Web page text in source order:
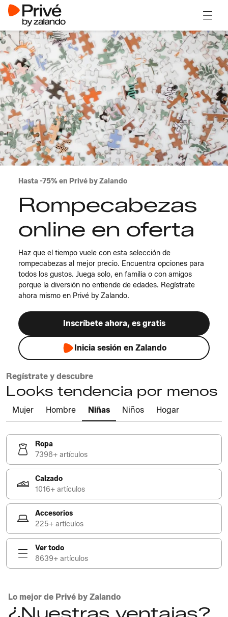
Hasta -75% en Privé by Zalando
Rompecabezas
online en oferta
Haz que el tiempo vuele con esta selección de
rompecabezas al mejor precio. Encuentra opciones para
todos los gustos. Juega solo, en familia o con amigos
porque la diversión no entiende de edades. Regístrate
ahora mismo en Privé by Zalando.
Inscríbete ahora, es gratis
Inicia sesión en Zalando
Regístrate y descubre
Looks tendencia por menos
Mujer Hombre Niñas Niños Hogar
Ropa
7398+ artículos
Calzado
1016+ artículos
Accesorios
225+ artículos
Ver todo
8639+ artículos
Lo mejor de Privé by Zalando